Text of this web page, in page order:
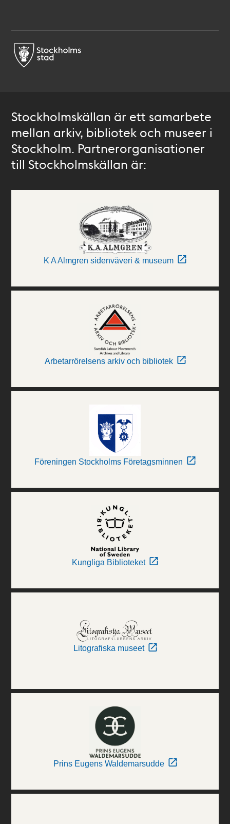
Stockholmskällan är ett samarbete
mellan arkiv, bibliotek och museer i
Stockholm. Partnerorganisationer
till Stockholmskällan är:
K A Almgren sidenväveri & museum
Arbetarrörelsens arkiv och bibliotek
Föreningen Stockholms Företagsminnen
Kungliga Biblioteket
Litografiska museet
Prins Eugens Waldemarsudde